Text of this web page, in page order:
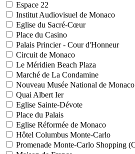
Espace 22
Institut Audiovisuel de Monaco
Eglise du Sacré-Cœur
Place du Casino
Palais Princier - Cour d'Honneur
Circuit de Monaco
Le Méridien Beach Plaza
Marché de La Condamine
Nouveau Musée National de
Quai Albert Ier
Eglise Sainte-Dévote
Place du Palais
Eglise Réformée de Monaco
Hôtel Columbus Monte-Carlo
Promenade Monte-Carlo Shopping